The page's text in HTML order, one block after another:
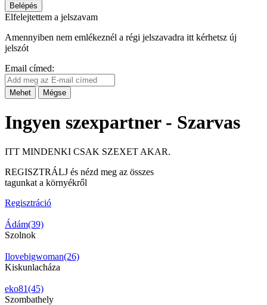
Belépés
Elfelejtettem a jelszavam
Amennyiben nem emlékeznél a régi jelszavadra itt kérhetsz új
jelszót
Email címed:
Mehet Mégse
Ingyen szexpartner - Szarvas
ITT MINDENKI CSAK SZEXET AKAR.
REGISZTRÁLJ és nézd meg az összes
tagunkat a környékről
Regisztráció
Ádám(39)
Szolnok
Ilovebigwoman(26)
Kiskunlacháza
eko81(45)
Szombathely